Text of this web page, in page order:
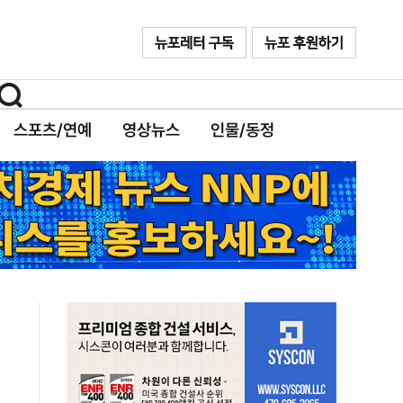
스포츠/연예 영상뉴스 인물/동정